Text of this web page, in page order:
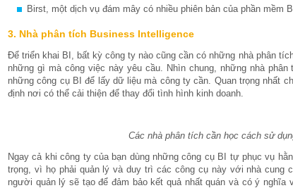
Birst, một dịch vụ đám mây có nhiều phiên bản của phần mềm
3. Nhà phân tích Business Intelligence
Để triển khai BI, bất kỳ công ty nào cũng cần có những nhà phân
những gì mà công việc này yêu cầu. Nhìn chung, những nhà
những công cụ BI để lấy dữ liệu mà công ty cần. Quan trọng nhất
định nơi có thể cải thiện để thay đổi tình hình kinh doanh.
Các nhà phân tích cần học cách sử
Ngay cả khi công ty của bạn dùng những công cụ BI tự phục vụ
trọng, vì họ phải quản lý và duy trì các công cụ này với nhà cung
người quản lý sẽ tạo để đảm bảo kết quả nhất quán và có ý